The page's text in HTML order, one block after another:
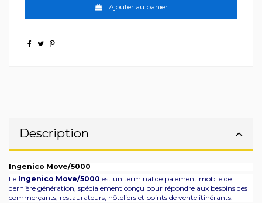
Ajouter au panier
Description
Ingenico Move/5000
Le Ingenico Move/5000 est un terminal de paiement mobile de
dernière génération, spécialement conçu pour répondre aux besoins des
commerçants, restaurateurs, hôteliers et points de vente itinérants.